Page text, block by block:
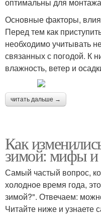
Основные факторы,
Перед тем как
необходимо учитывать
связанных с погодой. К
влажность, ветер и
читать дальше →
Как
зимой: мифы и
Самый частый вопрос,
холодное время года,
зимой?". Отвечаем:
Читайте ниже и узнаете